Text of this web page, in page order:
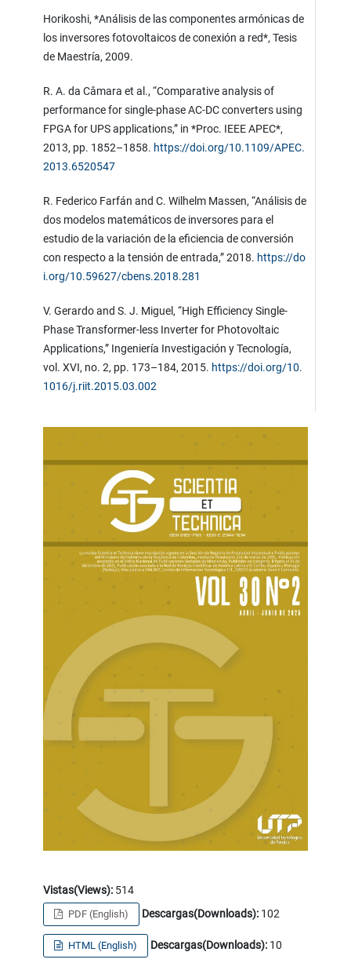
Horikoshi, *Análisis de las componentes armónicas de
los inversores fotovoltaicos de conexión a red*, Tesis
de Maestría, 2009.
R. A. da Câmara et al., “Comparative analysis of
performance for single-phase AC-DC converters using
FPGA for UPS applications,” in *Proc. IEEE APEC*,
2013, pp. 1852–1858. https://doi.org/10.1109/APEC.
2013.6520547
R. Federico Farfán and C. Wilhelm Massen, “Análisis de
dos modelos matemáticos de inversores para el
estudio de la variación de la eficiencia de conversión
con respecto a la tensión de entrada,” 2018. https://do
i.org/10.59627/cbens.2018.281
V. Gerardo and S. J. Miguel, “High Efficiency Single-
Phase Transformer-less Inverter for Photovoltaic
Applications,” Ingeniería Investigación y Tecnología,
vol. XVI, no. 2, pp. 173–184, 2015. https://doi.org/10.
1016/j.riit.2015.03.002
Vistas(Views): 514
PDF (English) Descargas(Downloads):102
HTML (English) Descargas(Downloads):10